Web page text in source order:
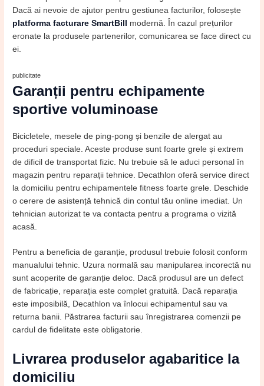
Dacă ai nevoie de ajutor pentru gestiunea facturilor, folosește
platforma facturare SmartBill modernă. În cazul prețurilor
eronate la produsele partenerilor, comunicarea se face direct cu
ei.
publicitate
Garanții pentru echipamente
sportive voluminoase
Bicicletele, mesele de ping-pong și benzile de alergat au
proceduri speciale. Aceste produse sunt foarte grele și extrem
de dificil de transportat fizic. Nu trebuie să le aduci personal în
magazin pentru reparații tehnice. Decathlon oferă service direct
la domiciliu pentru echipamentele fitness foarte grele. Deschide
o cerere de asistență tehnică din contul tău online imediat. Un
tehnician autorizat te va contacta pentru a programa o vizită
acasă.
Pentru a beneficia de garanție, produsul trebuie folosit conform
manualului tehnic. Uzura normală sau manipularea incorectă nu
sunt acoperite de garanție deloc. Dacă produsul are un defect
de fabricație, reparația este complet gratuită. Dacă reparația
este imposibilă, Decathlon va înlocui echipamentul sau va
returna banii. Păstrarea facturii sau înregistrarea comenzii pe
cardul de fidelitate este obligatorie.
Livrarea produselor agabaritice la
domiciliu